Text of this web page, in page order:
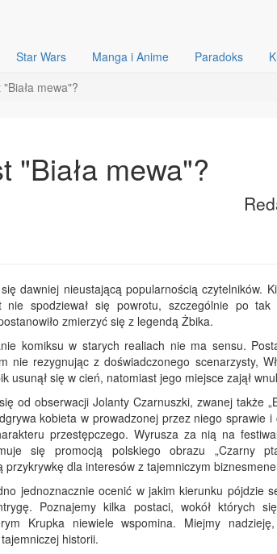
Star Wars Manga i Anime Paradoks
mewa"?
"Biała mewa"?
dawniej nieustającą popularnością czytelników.
nie spodziewał się powrotu, szczególnie po tak
zmierzyć się z legendą Żbika.
komiksu w starych realiach nie ma sensu.
nie rezygnując z doświadczonego scenarzysty,
usunął się w cień, natomiast jego miejsce zajął
od obserwacji Jolanty Czarnuszki, zwanej także
kobieta w prowadzonej przez niego sprawie i
przestępczego. Wyrusza za nią na
się promocją polskiego obrazu „Czarny
przykrywkę dla interesów z tajemniczym
jednoznacznie ocenić w jakim kierunku pójdzie
Poznajemy kilka postaci, wokół których
Krupka niewiele wspomina. Miejmy
historii.